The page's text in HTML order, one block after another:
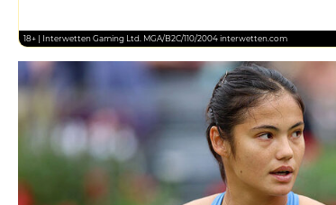
18+ | Interwetten Gaming Ltd. MGA/B2C/110/2004 interwetten.com